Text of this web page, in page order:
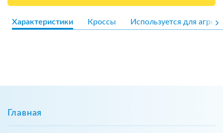
Характеристики Кроссы Используется для
Главная